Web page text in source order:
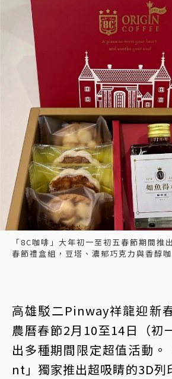
「8C咖啡」大年初一至初五春節期間推
春節禮盒組，豆塔、濃郁巧克力與香醇
高雄駁二Pinway祥龍迎新
農曆春節2月10至14日（初
出多種期間限定超值活動
nt」獨家推出超吸睛的3D列